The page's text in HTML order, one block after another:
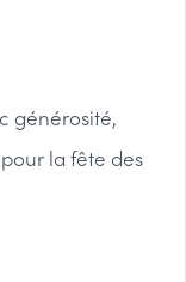
générosité,
la fête des